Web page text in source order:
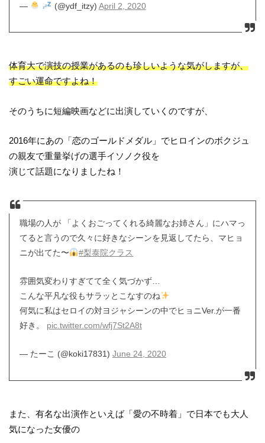
— (@ydf_itzy) April 2, 2020
体育大で演技の授業があるのも珍しいような気がしますが、
すごい運命ですよね！
そのうちに短編映画などに出演していくのですが、
2016年にあの「恋のゴールドメダル」でヒロインのボクジュ
の親友で重量挙げの選手イソノク役を
演じて話題になりましたね！
職場の人が 「よくおごってくれる綺麗なお姉さん」にハマっ
てると言うので久々に好きなシーンを見返してたら、マヒョ
ニが出てた〜
#梨泰院クラス
雰囲気変わりすぎてて全く気づかず…
こんな平凡な役もサラッとこなすのね
何気に私はセロイの対ヨジャシーンの中でヒョニVer.が一番
好き。 pic.twitter.com/wfj7St2A8t
— たーこ (@koki17831) June 24, 2020
また、有名な出演作といえば「愛の不時着」で日本でも大人
気になった女優の